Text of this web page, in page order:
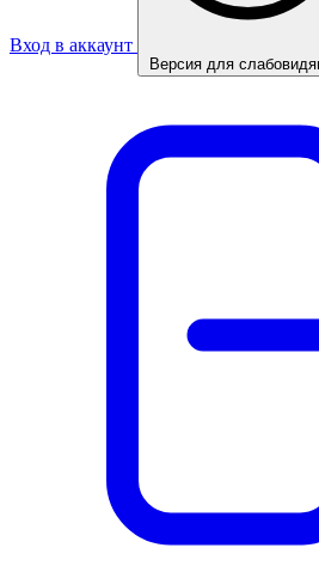
Вход в аккаунт
Версия для